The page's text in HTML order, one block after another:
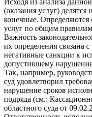
(оказания услуг)
конечные. Определяются
услуг по общим
Важность
их определения связана
негативные санкции к
допустившему
Так, например,
суд удовлетворил
нарушение сроков
подряда (см.:
областного суда от